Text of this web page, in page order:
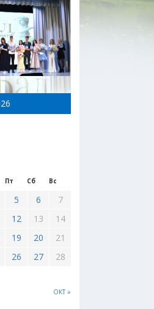
Пт Сб Вс
ОКТ »
5 6
7
12 13
14
19 20
21
26 27
28